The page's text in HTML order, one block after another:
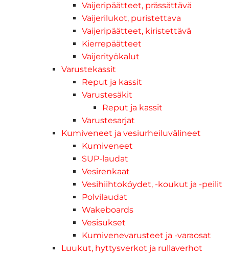
Vaijeripäätteet, prässättävä
Vaijerilukot, puristettava
Vaijeripäätteet, kiristettävä
Kierrepäätteet
Vaijerityökalut
Varustekassit
Reput ja kassit
Varustesäkit
Reput ja kassit
Varustesarjat
Kumiveneet ja vesiurheiluvälineet
Kumiveneet
SUP-laudat
Vesirenkaat
Vesihiihtoköydet, -koukut ja -peilit
Polvilaudat
Wakeboards
Vesisukset
Kumivenevarusteet ja -varaosat
Luukut, hyttysverkot ja rullaverhot